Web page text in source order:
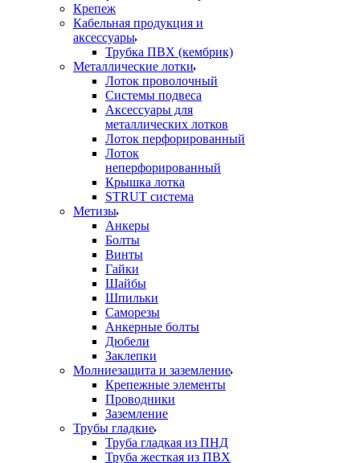
Крепеж
Кабельная продукция и
аксессуары
Трубка ПВХ (кембрик)
Металлические лотки
Лоток проволочный
Системы подвеса
Аксессуары для
металлических лотков
Лоток перфорированный
Лоток
неперфорированный
Крышка лотка
STRUT система
Метизы
Анкеры
Болты
Винты
Гайки
Шайбы
Шпильки
Саморезы
Анкерные болты
Дюбели
Заклепки
Молниезащита и заземление
Крепежные элементы
Проводники
Заземление
Трубы гладкие
Труба гладкая из ПНД
Труба жесткая из ПВХ